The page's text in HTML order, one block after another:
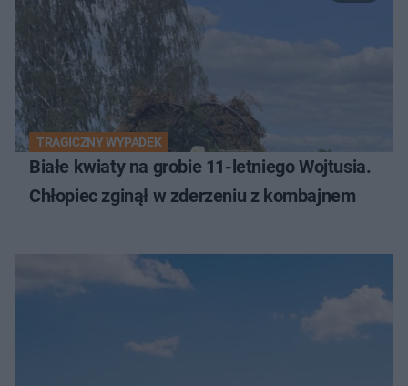
TRAGICZNY WYPADEK
Białe kwiaty na grobie 11-letniego Wojtusia.
Chłopiec zginął w zderzeniu z kombajnem